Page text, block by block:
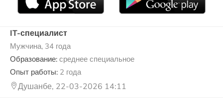
IT-специалист
Мужчина, 34 года
Образование: среднее специальное
Опыт работы: 2 года
Душанбе, 22-03-2026 14:11